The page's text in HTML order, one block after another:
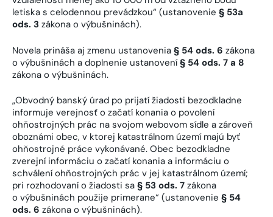
letiska s celodennou prevádzkou“ (ustanovenie § 53a
ods. 3 zákona o výbušninách).
Novela prináša aj zmenu ustanovenia § 54 ods. 6 zákona
o výbušninách a doplnenie ustanovení§ 54 ods. 7 a 8
zákona o výbušninách.
„Obvodný banský úrad po prijatí žiadosti bezodkladne
informuje verejnosť o začatí konania o povolení
ohňostrojných prác na svojom webovom sídle a zároveň
oboznámi obec, v ktorej katastrálnom území majú byť
ohňostrojné práce vykonávané. Obec bezodkladne
zverejní informáciu o začatí konania a informáciu o
schválení ohňostrojných prác v jej katastrálnom území;
pri rozhodovaní o žiadosti sa § 53 ods. 7 zákona
o výbušninách použije primerane“ (ustanovenie § 54
ods. 6 zákona o výbušninách).